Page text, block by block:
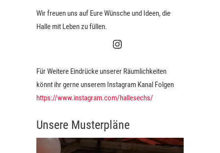
Wir freuen uns auf Eure Wünsche und Ideen, die
Halle mit Leben zu füllen.
Halle 6 Instagram
Für Weitere Eindrücke unserer Räumlichkeiten
könnt ihr gerne unserem Instagram Kanal Folgen
https://www.instagram.com/hallesechs/
Unsere Musterpläne